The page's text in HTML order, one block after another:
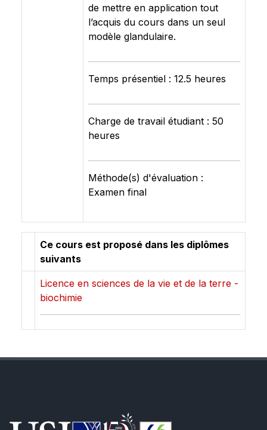
de mettre en application tout
l’acquis du cours dans un seul
modèle glandulaire.
Temps présentiel : 12.5 heures
Charge de travail étudiant : 50
heures
Méthode(s) d'évaluation :
Examen final
Ce cours est proposé dans les diplômes
suivants
Licence en sciences de la vie et de la terre -
biochimie